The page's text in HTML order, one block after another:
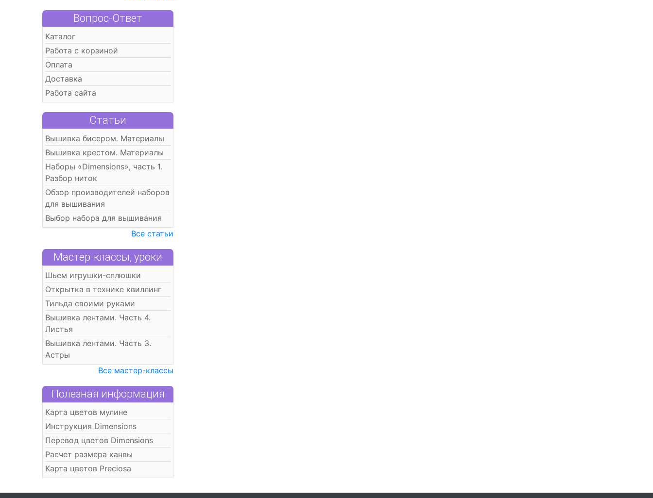
Вопрос-Ответ
Каталог
Работа с корзиной
Оплата
Доставка
Работа сайта
Статьи
Вышивка бисером. Материалы
Вышивка крестом. Материалы
Наборы «Dimensions», часть 1.
Разбор ниток
Обзор производителей наборов
для вышивания
Выбор набора для вышивания
Все статьи
Мастер-классы, уроки
Шьем игрушки-сплюшки
Открытка в технике квиллинг
Тильда своими руками
Вышивка лентами. Часть 4.
Листья
Вышивка лентами. Часть 3.
Астры
Все мастер-классы
Полезная информация
Карта цветов мулине
Инструкция Dimensions
Перевод цветов Dimensions
Расчет размера канвы
Карта цветов Preciosa